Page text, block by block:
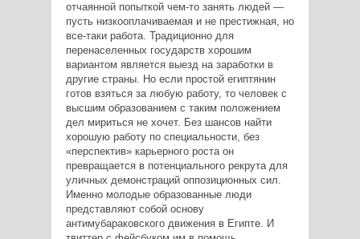
отчаянной попыткой чем-то занять людей —
пусть низкооплачиваемая и не престижная, но
все-таки работа. Традиционно для
перенаселенных государств хорошим
вариантом является выезд на заработки в
другие страны. Но если простой египтянин
готов взяться за любую работу, то человек с
высшим образованием с таким положением
дел мириться не хочет. Без шансов найти
хорошую работу по специальности, без
«перспектив» карьерного роста он
превращается в потенциального рекрута для
уличных демонстраций оппозиционных сил.
Именно молодые образованные люди
представляют собой основу
антимубараковского движения в Египте. И